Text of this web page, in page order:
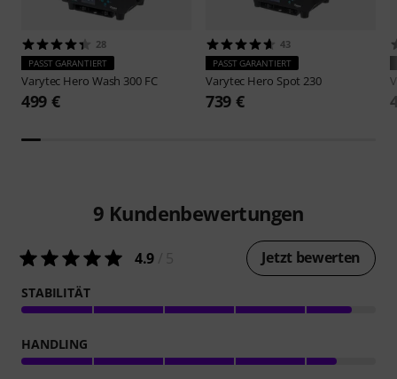
28
PASST GARANTIERT
Varytec Hero Wash 300 FC
499 €
43
PASST GARANTIERT
Varytec Hero Spot 230
739 €
9 Kundenbewertungen
4.9 Jetzt bewerten
STABILITÄT
HANDLING